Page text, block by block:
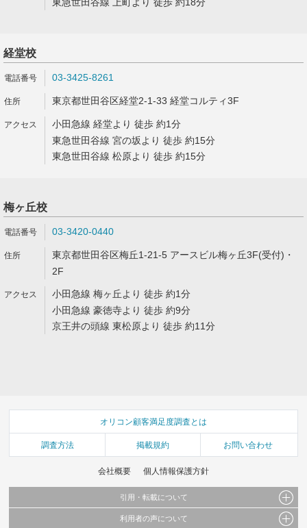
経堂校
03-3425-8261
東京都世田谷区経堂2-1-33 経堂コルティ3F
小田急線 経堂より 徒歩 約1分
東急世田谷線 宮の坂より 徒歩 約15分
東急世田谷線 松原より 徒歩 約15分
梅ヶ丘校
03-3420-0440
東京都世田谷区梅丘1-21-5 アースビル梅ヶ丘3F(受付)・
2F
小田急線 梅ヶ丘より 徒歩 約1分
小田急線 豪徳寺より 徒歩 約9分
京王井の頭線 東松原より 徒歩 約11分
オリコン顧客満足度調査とは
調査方法 掲載規約 お問い合わせ
会社概要 個人情報保護方針
引用・転載について
当サイトで公開されている情報（文字、写真、イラスト、画像データ等）及びこれらの配
利用者の声について